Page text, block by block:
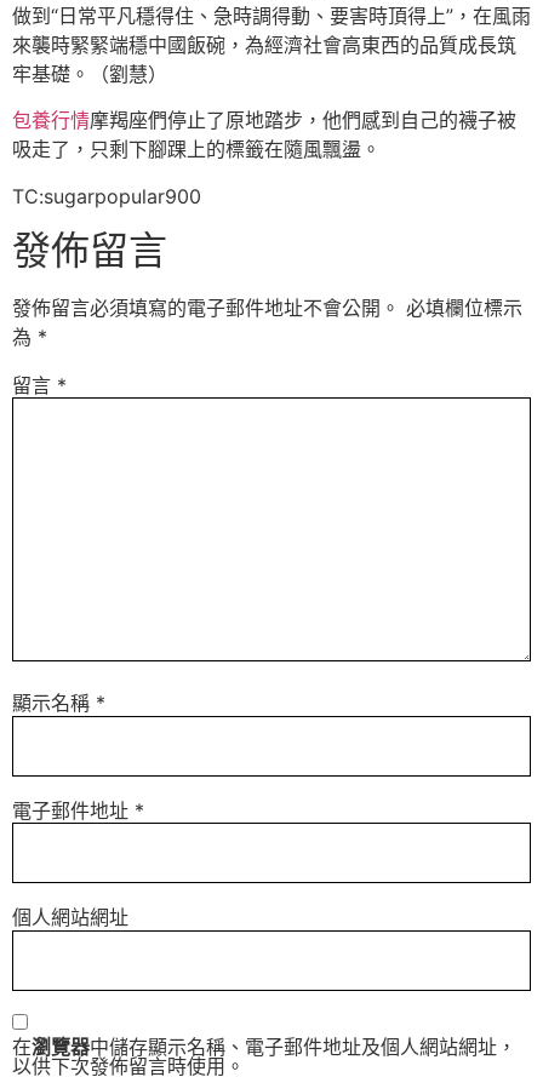
做到“日常平凡穩得住、急時調得動、要害時頂得上”，在風雨
來襲時緊緊端穩中國飯碗，為經濟社會高東西的品質成長筑
牢基礎。（劉慧）
包養行情摩羯座們停止了原地踏步，他們感到自己的襪子被
吸走了，只剩下腳踝上的標籤在隨風飄盪。
TC:sugarpopular900
發佈留言
發佈留言必須填寫的電子郵件地址不會公開。 必填欄位標示
為 *
留言 *
顯示名稱 *
電子郵件地址 *
個人網站網址
在瀏覽器中儲存顯示名稱、電子郵件地址及個人網站網址，
以供下次發佈留言時使用。